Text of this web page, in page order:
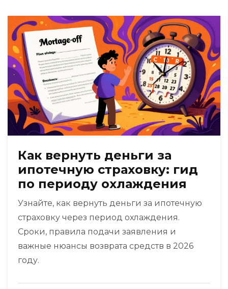
Как вернуть деньги за
ипотечную страховку: гид
по периоду охлаждения
Узнайте, как вернуть деньги за ипотечную
страховку через период охлаждения.
Сроки, правила подачи заявления и
важные нюансы возврата средств в 2026
году.